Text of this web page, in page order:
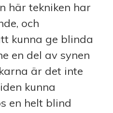
här tekniken har
och
kunna ge blinda
en del av synen
är det inte
kunna
en helt blind